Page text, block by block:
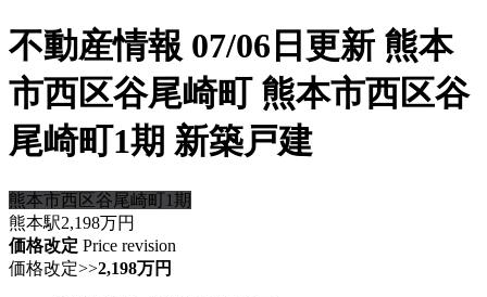
不動産情報 07/06日更新 熊本
市西区谷尾崎町 熊本市西区谷
尾崎町1期 新築戸建
熊本市西区谷尾崎町1期
熊本駅2,198万円
価格改定 Price revision
価格改定>>2,198万円